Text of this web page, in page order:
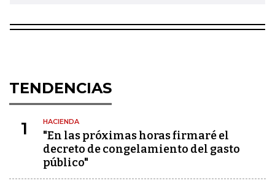
TENDENCIAS
1 HACIENDA
"En las próximas horas firmaré el
decreto de congelamiento del gasto
público"